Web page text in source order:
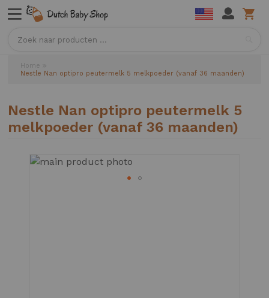
Home
Nestle Nan optipro peutermelk 5 melkpoeder (vanaf 36 maanden)
Nestle Nan optipro peutermelk 5
melkpoeder (vanaf 36 maanden)
Ga